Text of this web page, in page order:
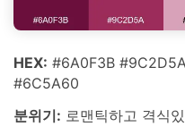
HEX: #6A0F3B
#6C5A60
분위기: 로맨틱하고 격식